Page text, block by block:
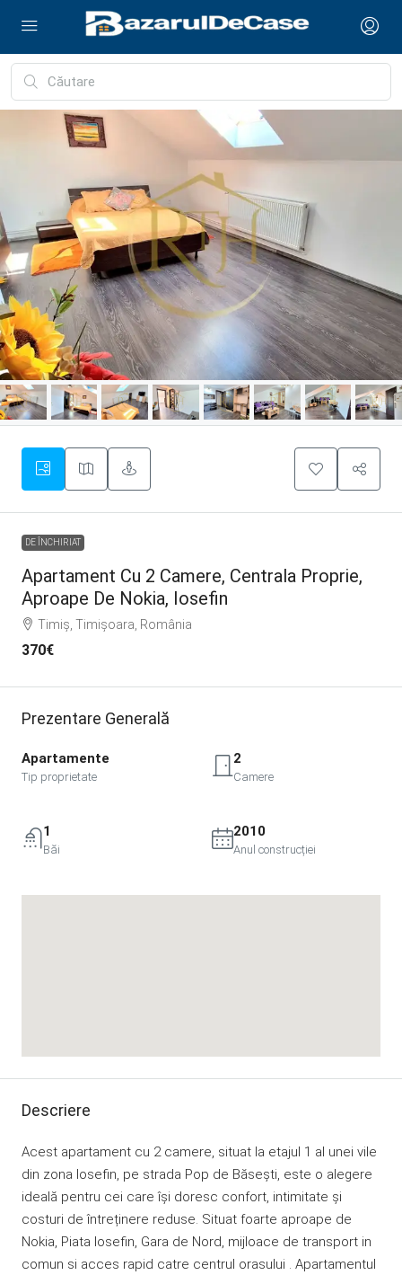
DE ÎNCHIRIAT
Apartament Cu 2 Camere, Centrala Proprie,
Aproape De Nokia, Iosefin
Timiș, Timișoara, România
370€
Prezentare Generală
Apartamente
Tip proprietate
2
Camere
1
Băi
2010
Anul construcției
Descriere
Acest apartament cu 2 camere, situat la etajul 1 al unei vile
din zona Iosefin, pe strada Pop de Băsești, este o alegere
ideală pentru cei care își doresc confort, intimitate și
costuri de întreținere reduse. Situat foarte aproape de
Nokia, Piata Iosefin, Gara de Nord, mijloace de transport in
comun si acces rapid catre centrul orasului . Apartamentul